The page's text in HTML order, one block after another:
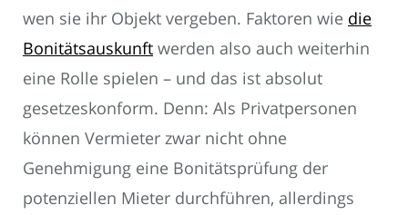
wen sie ihr Objekt vergeben. Faktoren wie die
Bonitätsauskunft werden also auch weiterhin
eine Rolle spielen – und das ist absolut
gesetzeskonform. Denn: Als Privatpersonen
können Vermieter zwar nicht ohne
Genehmigung eine Bonitätsprüfung der
potenziellen Mieter durchführen, allerdings